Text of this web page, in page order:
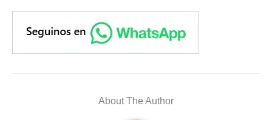
About The Author